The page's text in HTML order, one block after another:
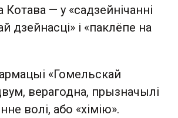
Котава — у «садзейнічанні
дзейнасці» і «паклёпе на
«Гомельскай
верагодна, прызначылі
волі, або «хімію».